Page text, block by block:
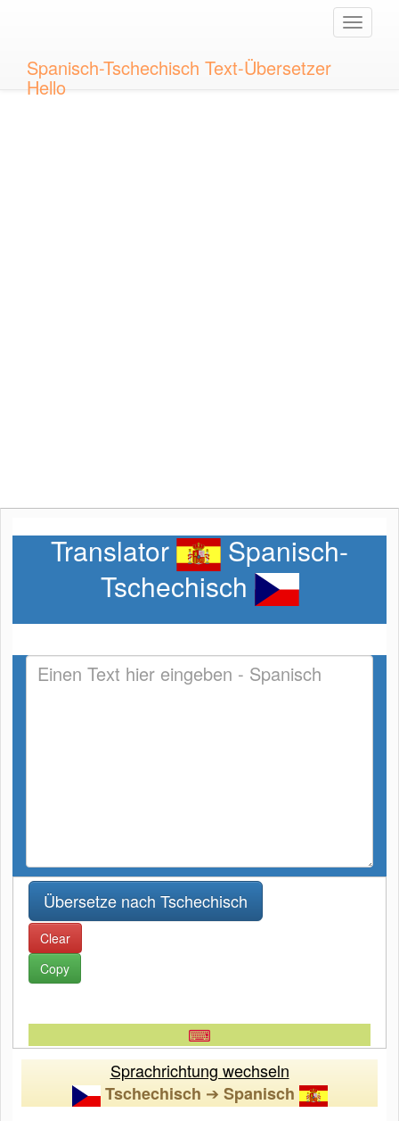
Toggle
Spanisch-Tschechisch Text-Übersetzer
Hello
Translator
Spanisch-
Tschechisch
Clear
Copy
⌨
Sprachrichtung wechseln
Tschechisch ➔ Spanisch